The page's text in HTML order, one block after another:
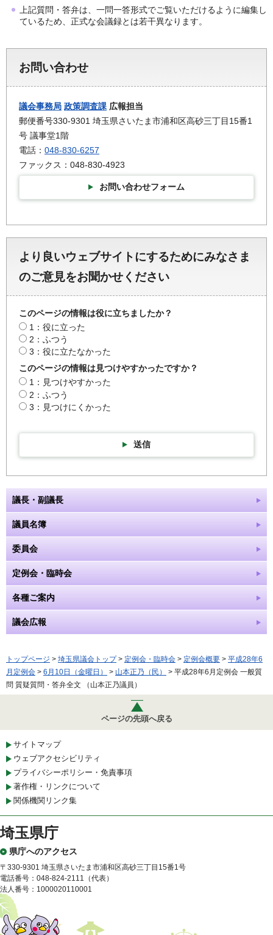
上記質問・答弁は、一問一答形式でご覧いただけるように編集し
ているため、正式な会議録とは若干異なります。
お問い合わせ
議会事務局 政策調査課 広報担当
郵便番号330-9301 埼玉県さいたま市浦和区高砂三丁目15番1
号 議事堂1階
電話： 048-830-6257
ファックス：048-830-4923
お問い合わせフォーム
より良いウェブサイトにするためにみなさま
のご意見をお聞かせください
このページの情報は役に立ちましたか？
1：役に立った
2：ふつう
3：役に立たなかった
このページの情報は見つけやすかったですか？
1：見つけやすかった
2：ふつう
3：見つけにくかった
送信
議長・副議長
議員名簿
委員会
定例会・臨時会
各種ご案内
議会広報
トップページ > 埼玉県議会トップ> 定例会・臨時会 > 定例会概要 > 平成28年6
月定例会 > 6月10日（金曜日） > 山本正乃（民）
> 平成28年6月定例会 一般質
問 質疑質問・答弁全文 （山本正乃議員）
ページの先頭へ戻る
サイトマップ
ウェブアクセシビリティ
プライバシーポリシー・免責事項
著作権・リンクについて
関係機関リンク集
埼玉県庁
県庁へのアクセス
〒330-9301 埼玉県さいたま市浦和区高砂三丁目15番1号
電話番号：048-824-2111（代表）
法人番号：1000020110001